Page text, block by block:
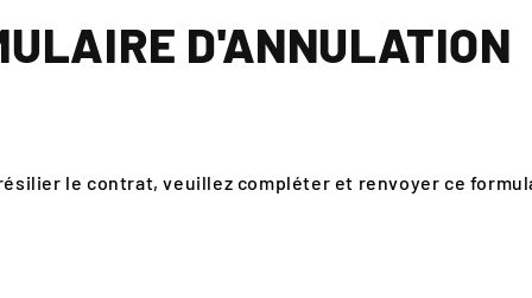
D'ANNULATION
le contrat, veuillez compléter et renvoyer ce